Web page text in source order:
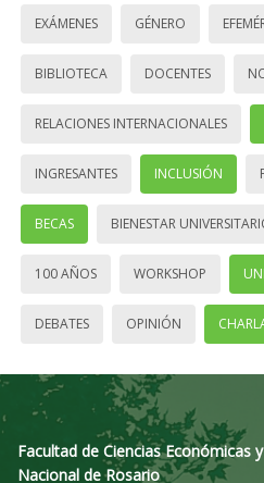
EXÁMENES GÉNERO
BIBLIOTECA DOCENTES
RELACIONES INTERNACIONALES
INGRESANTES INCLUSIÓN
BECAS BIENESTAR
100 AÑOS WORKSHOP
DEBATES OPINIÓN
Facultad de Ciencias Económicas
Nacional de Rosario